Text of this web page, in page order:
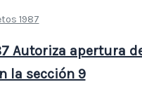
1987
Autoriza apertura
la sección 9